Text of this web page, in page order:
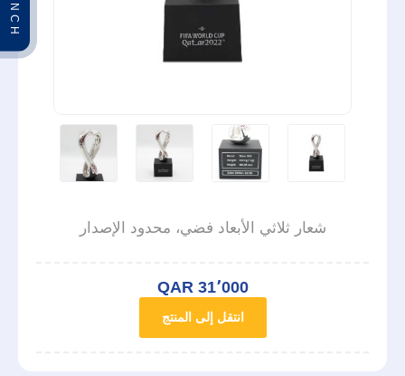
شعار ثلاثي الأبعاد فضي، محدود الإصدار
QAR 31٬000
انتقل إلى المنتج